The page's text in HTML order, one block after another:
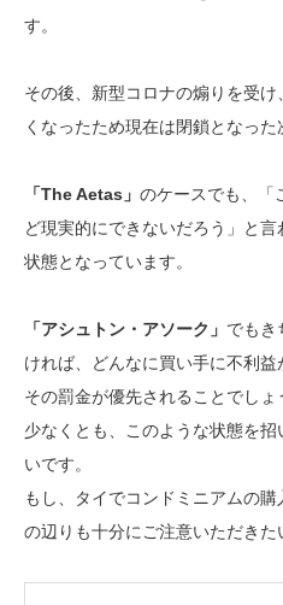
す。
その後、新型コロナの煽りを受
くなったため現在は閉鎖となった
「The Aetas」 のケースでも、「
ど現実的にできないだろう」と
状態となっています。
「アシュトン・アソーク」 でもき
ければ、どんなに買い手に不利
その罰金が優先されることでしょ
少なくとも、このような状態を
いです。
もし、タイでコンドミニアムの
の辺りも十分にご注意いただきた